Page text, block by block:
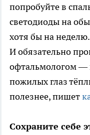
попробуйте в
светодиоды на
хотя бы на
И обязательно
офтальмологом —
пожилых глаз
полезнее, пишет
Сохраните себе